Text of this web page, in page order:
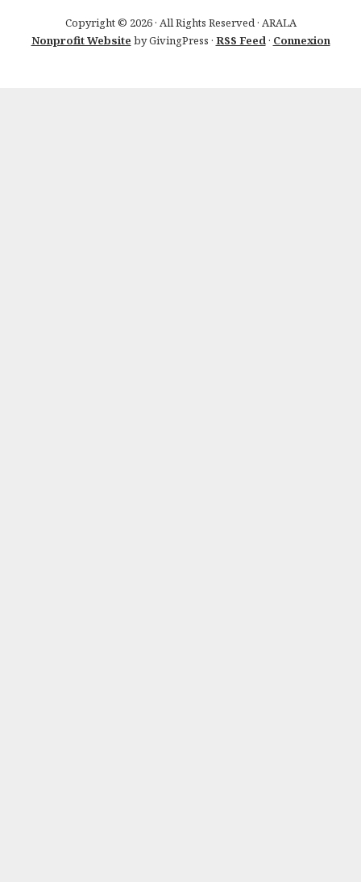
Copyright © 2026 · All Rights Reserved · ARALA
Nonprofit Website by GivingPress · RSS Feed · Connexion